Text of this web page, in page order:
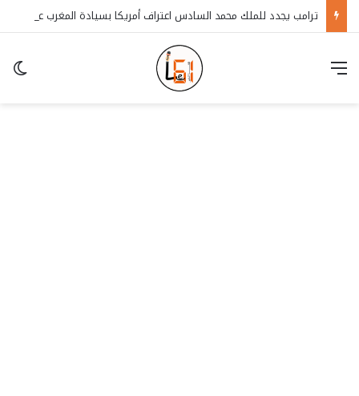
ترامب يجدد للملك محمد السادس اعتراف أمريكا بسيادة المغرب على الصحراء